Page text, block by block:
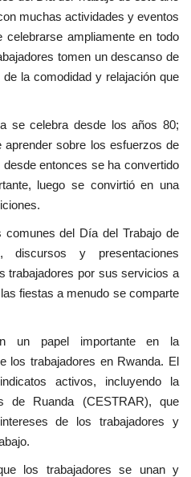
muchas actividades y eventos
ampliamente en todo
tomen un descanso de
la comodidad y relajación que
se celebra desde los años 80;
sobre los esfuerzos de
entonces se ha convertido
luego se convirtió en una
comunes del Día del Trabajo de
discursos y presentaciones
trabajadores por sus servicios a
fiestas a menudo se comparte
un papel importante en la
los trabajadores en Rwanda. El
activos, incluyendo la
de Ruanda (CESTRAR), que
de los trabajadores y
los trabajadores se unan y